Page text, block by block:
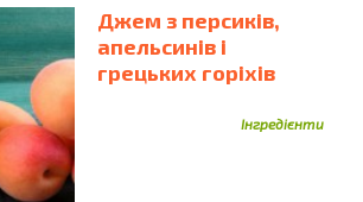
Індичка Інжир
Джем з персиків,
апельсинів і
грецьких горіхів
Інгредієнти